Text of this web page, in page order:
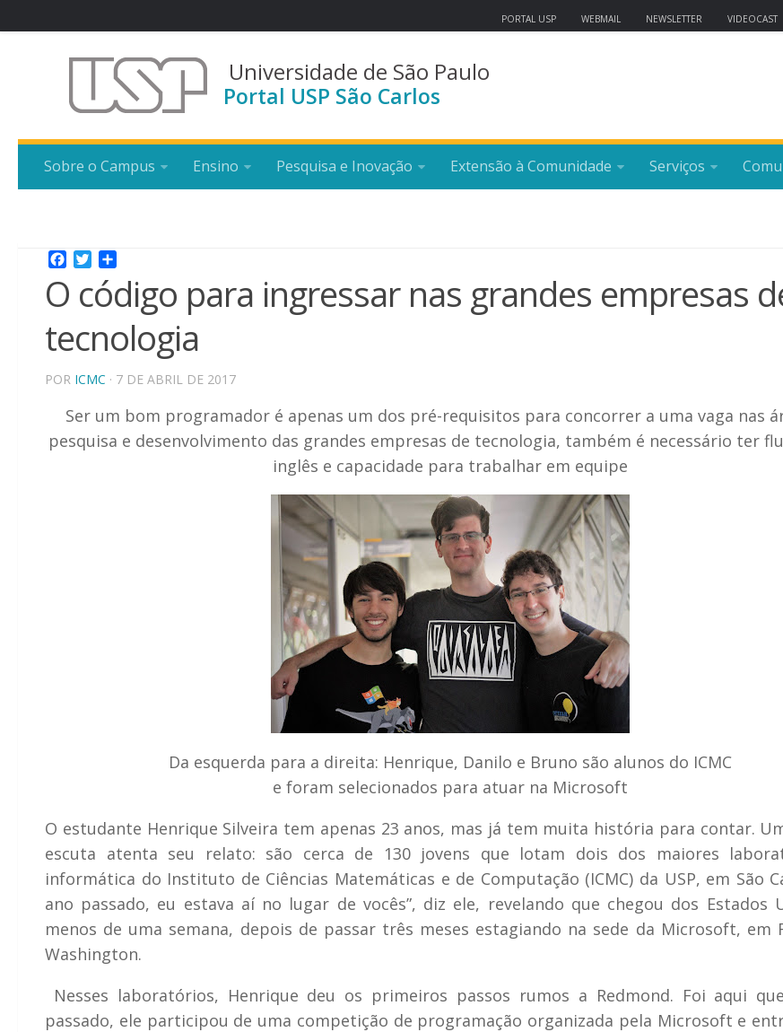
PORTAL USP WEBMAIL NEWSLETTER VIDEOCAST
Universidade de São Paulo
Portal USP São Carlos
Sobre o Campus Ensino Pesquisa e Inovação Extensão à Comunidade Serviços
Facebook
Twitter
O código para ingressar nas grandes empresas
tecnologia
POR ICMC · 7 DE ABRIL DE 2017
Ser um bom programador é apenas um dos pré-requisitos para concorrer a uma vaga nas
pesquisa e desenvolvimento das grandes empresas de tecnologia, também é necessário ter
inglês e capacidade para trabalhar em equipe
Da esquerda para a direita: Henrique, Danilo e Bruno são alunos do ICMC
e foram selecionados para atuar na Microsoft
O estudante Henrique Silveira tem apenas 23 anos, mas já tem muita história para contar.
escuta atenta seu relato: são cerca de 130 jovens que lotam dois dos maiores
informática do Instituto de Ciências Matemáticas e de Computação (ICMC) da USP, em São
ano passado, eu estava aí no lugar de vocês”, diz ele, revelando que chegou dos Estados
menos de uma semana, depois de passar três meses estagiando na sede da Microsoft, em
Washington.
Nesses laboratórios, Henrique deu os primeiros passos rumos a Redmond. Foi aqui
passado, ele participou de uma competição de programação organizada pela Microsoft e